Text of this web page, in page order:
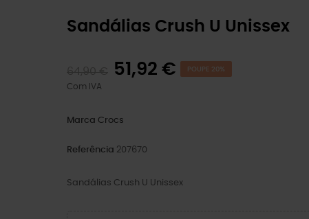
Sandálias Crush U Unissex
51,92 € POUPE 20%
Com IVA
Marca Crocs
Referência 207670
Sandálias Crush U Unissex